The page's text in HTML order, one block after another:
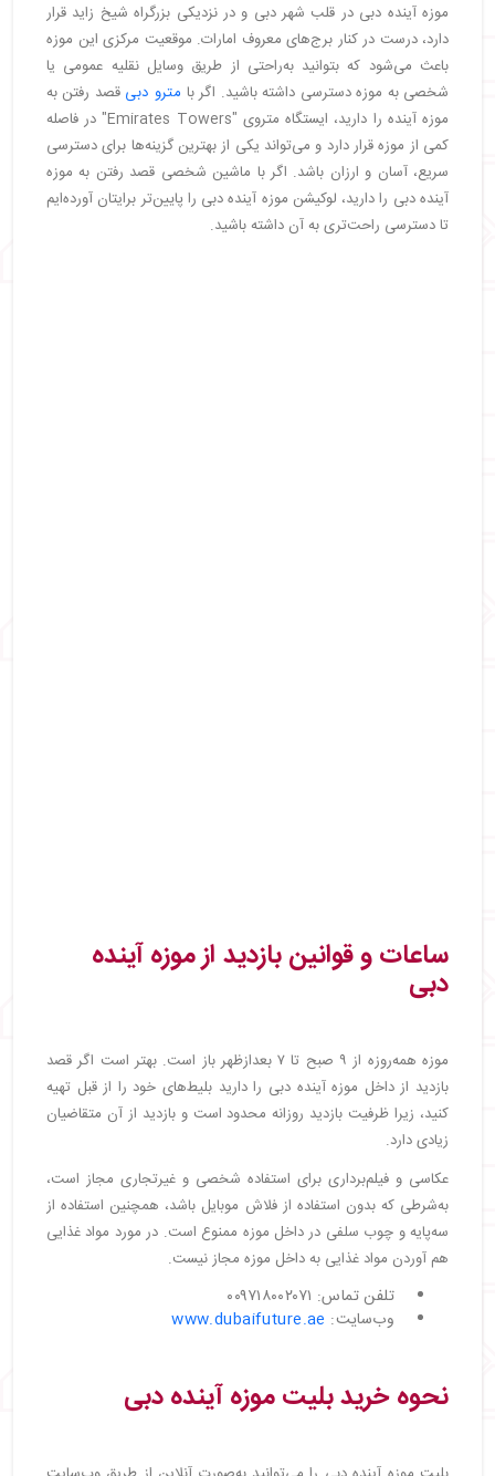
موزه آینده دبی در قلب شهر دبی و در نزدیکی بزرگراه شیخ زاید قرار
دارد، درست در کنار برج‌های معروف امارات. موقعیت مرکزی این موزه
باعث می‌شود که بتوانید به‌راحتی از طریق وسایل نقلیه عمومی یا
شخصی به موزه دسترسی داشته باشید. اگر با مترو دبی قصد رفتن به
موزه آینده را دارید، ایستگاه متروی "Emirates Towers" در فاصله
کمی از موزه قرار دارد و می‌تواند یکی از بهترین گزینه‌ها برای دسترسی
سریع، آسان و ارزان باشد. اگر با ماشین شخصی قصد رفتن به موزه
آینده دبی را دارید، لوکیشن موزه آینده دبی را پایین‌تر برایتان آورده‌ایم
تا دسترسی راحت‌تری به آن داشته باشید.
ساعات و قوانین بازدید از موزه آینده
دبی
موزه همه‌روزه از ۹ صبح تا ۷ بعدازظهر باز است. بهتر است اگر قصد
بازدید از داخل موزه آینده دبی را دارید بلیط‌های خود را از قبل تهیه
کنید، زیرا ظرفیت بازدید روزانه محدود است و بازدید از آن متقاضیان
زیادی دارد.
عکاسی و فیلم‌برداری برای استفاده شخصی و غیرتجاری مجاز است،
به‌شرطی که بدون استفاده از فلاش موبایل باشد، همچنین استفاده از
سه‌پایه و چوب سلفی در داخل موزه ممنوع است. در مورد مواد غذایی
هم آوردن مواد غذایی به داخل موزه مجاز نیست.
تلفن تماس: ۰۰۹۷۱۸۰۰۲۰۷۱
وب‌سایت: www.dubaifuture.ae
نحوه خرید بلیت موزه آینده دبی